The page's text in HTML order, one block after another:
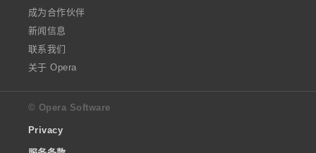
成为合作伙伴
新闻信息
联系我们
关于 Opera
© Opera Software
Privacy